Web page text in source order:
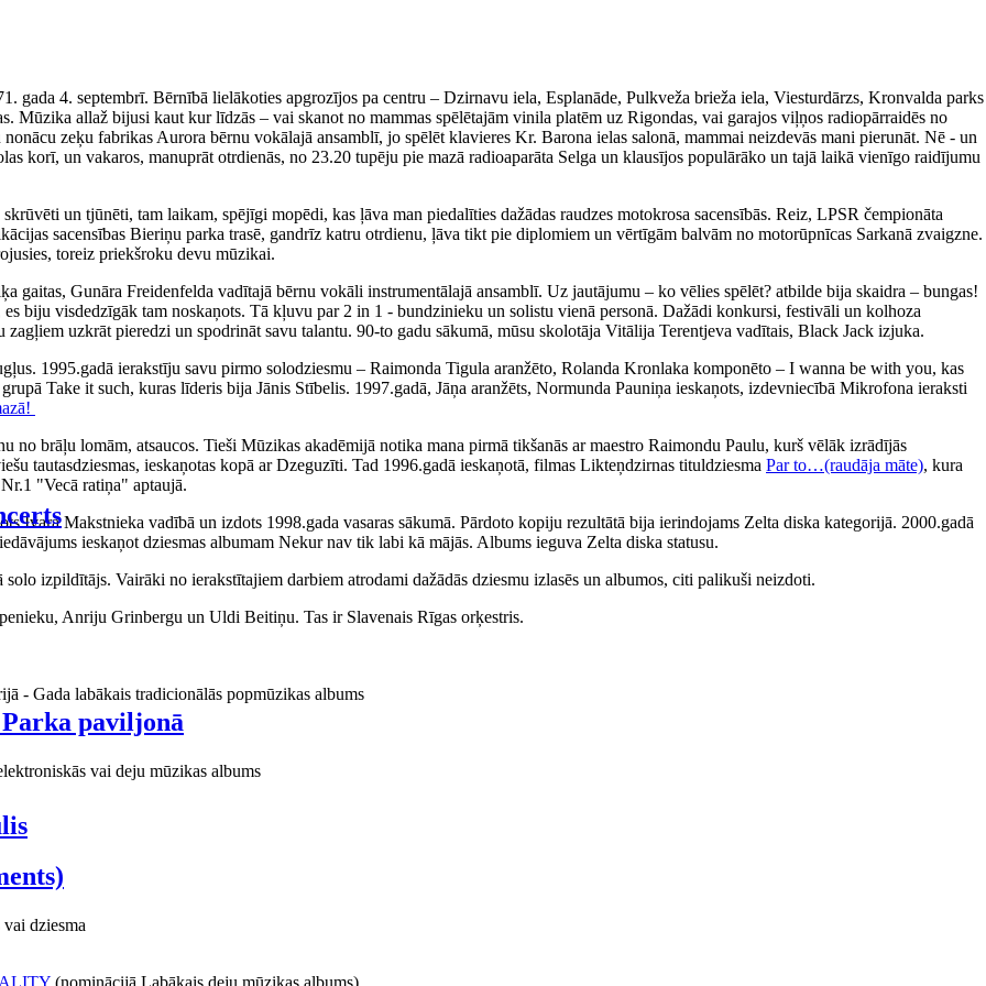
paviljonā
gada 4. septembrī. Bērnībā lielākoties apgrozījos pa centru – Dzirnavu iela, Esplanāde, Pulkveža brieža iela, Viesturdārzs, Kronvalda parks
Mūzika allaž bijusi kaut kur līdzās – vai skanot no mammas spēlētajām vinila platēm uz Rigondas, vai garajos viļņos radiopārraidēs no
zeķu fabrikas Aurora bērnu vokālajā ansamblī, jo spēlēt klavieres Kr. Barona ielas salonā, mammai neizdevās mani pierunāt. Nē - un
korī, un vakaros, manuprāt otrdienās, no 23.20 tupēju pie mazā radioaparāta Selga un klausījos populārāko un tajā laikā vienīgo raidījumu
un tjūnēti, tam laikam, spējīgi mopēdi, kas ļāva man piedalīties dažādas raudzes motokrosa sacensībās. Reiz, LPSR čempionāta
sacensības Bieriņu parka trasē, gandrīz katru otrdienu, ļāva tikt pie diplomiem un vērtīgām balvām no motorūpnīcas Sarkanā zvaigzne.
toreiz priekšroku devu mūzikai.
gaitas, Gunāra Freidenfelda vadītajā bērnu vokāli instrumentālajā ansamblī. Uz jautājumu – ko vēlies spēlēt? atbilde bija skaidra – bungas!
biju visdedzīgāk tam noskaņots. Tā kļuvu par 2 in 1 - bundzinieku un solistu vienā personā. Dažādi konkursi, festivāli un kolhoza
uzkrāt pieredzi un spodrināt savu talantu. 90-to gadu sākumā, mūsu skolotāja Vitālija Terentjeva vadītais, Black Jack izjuka.
1995.gadā ierakstīju savu pirmo solodziesmu – Raimonda Tigula aranžēto, Rolanda Kronlaka komponēto – I wanna be with you, kas
Take it such, kuras līderis bija Jānis Stībelis. 1997.gadā, Jāņa aranžēts, Normunda Pauniņa ieskaņots, izdevniecībā Mikrofona ieraksti
brāļu lomām, atsaucos. Tieši Mūzikas akadēmijā notika mana pirmā tikšanās ar maestro Raimondu Paulu, kurš vēlāk izrādījās
tautasdziesmas, ieskaņotas kopā ar Dzeguzīti. Tad 1996.gadā ieskaņotā, filmas Likteņdzirnas tituldziesma Par to…(raudāja māte), kura
"Vecā ratiņa" aptaujā.
Ivara Makstnieka vadībā un izdots 1998.gada vasaras sākumā. Pārdoto kopiju rezultātā bija ierindojams Zelta diska kategorijā. 2000.gadā
ieskaņot dziesmas albumam Nekur nav tik labi kā mājās. Albums ieguva Zelta diska statusu.
izpildītājs. Vairāki no ierakstītajiem darbiem atrodami dažādās dziesmu izlasēs un albumos, citi palikuši neizdoti.
Anriju Grinbergu un Uldi Beitiņu. Tas ir Slavenais Rīgas orķestris.
- Gada labākais tradicionālās popmūzikas albums
vai deju mūzikas albums
dziesma
(nominācijā Labākais deju mūzikas albums)